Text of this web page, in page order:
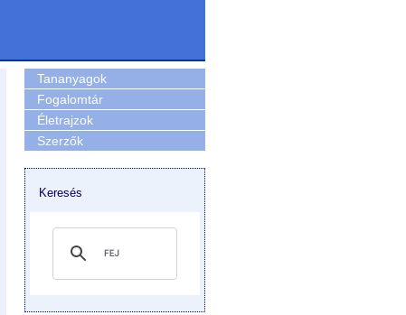
Tananyagok
Fogalomtár
Életrajzok
Szerzők
Keresés